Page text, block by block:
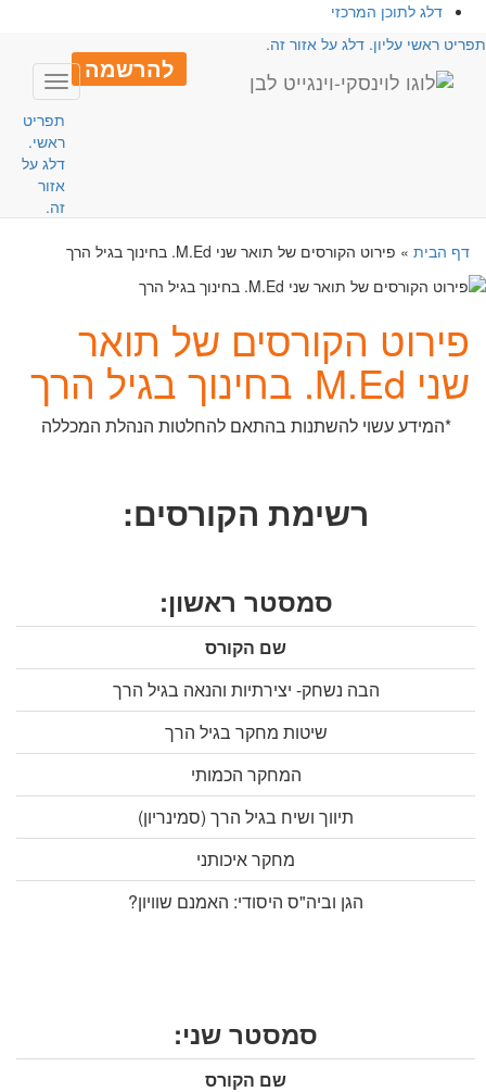
דלג לתוכן המרכזי
ראשי עליון. דלג על אזור זה.
להרשמה
Toggle
תפריט
ראשי.
דלג על
אזור
זה.
דף הבית» פירוט הקורסים של תואר שני M.Ed. בחינוך בגיל הרך
פירוט הקורסים של תואר
שני M.Ed. בחינוך בגיל הרך
*המידע עשוי להשתנות בהתאם להחלטות הנהלת המכללה
רשימת הקורסים:
סמסטר ראשון:
שם הקורס
הבה נשחק- יצירתיות והנאה בגיל הרך
שיטות מחקר בגיל הרך
המחקר הכמותי
תיווך ושיח בגיל הרך (סמינריון)
מחקר איכותני
הגן וביה"ס היסודי: האמנם שוויון?
סמסטר שני:
שם הקורס